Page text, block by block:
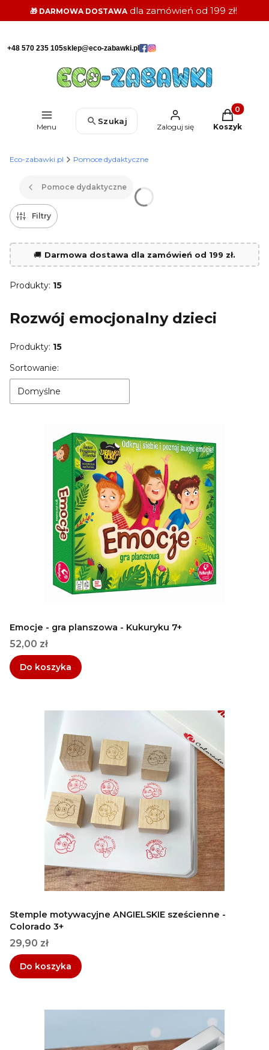
🎁 DARMOWA DOSTAWAdla zamówień od 199 zł!
+48 570 235 105sklep@eco-zabawki.pl
Menu
Szukaj
Zaloguj się
Produkty w
Koszyk
Eco-zabawki.pl Pomoce dydaktyczne
Pomoce dydaktyczne
Filtry
🚚 Darmowa dostawa dla zamówień od 199 zł.
Produkty: 15
Rozwój emocjonalny dzieci
Produkty: 15
Lista produktów
Sortowanie:
Domyślne
Emocje - gra planszowa - Kukuryku 7+
Cena
52,00 zł
Do koszyka
Stemple motywacyjne ANGIELSKIE sześcienne -
Colorado 3+
Cena
29,90 zł
Do koszyka